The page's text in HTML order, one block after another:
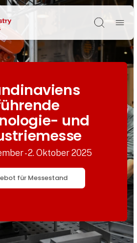
Søg
und
- 2. Oktober 2025
für Messestand